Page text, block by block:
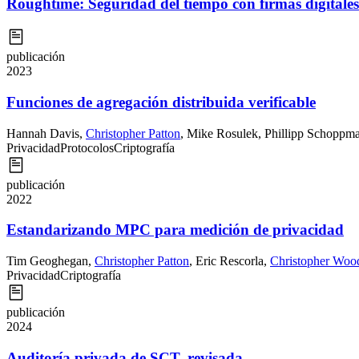
publicación
2023
Funciones de agregación distribuida verificable
Hannah Davis, Christopher Patton, Mike Rosulek, Phillipp
PrivacidadProtocolosCriptografía
publicación
2022
Estandarizando MPC para medición de privacidad
Tim Geoghegan, Christopher Patton, Eric Rescorla, Christopher
PrivacidadCriptografía
publicación
2024